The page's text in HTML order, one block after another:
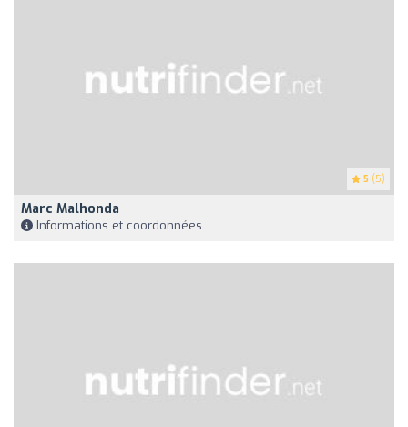
5 (5)
Marc Malhonda
Informations et coordonnées